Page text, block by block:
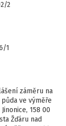
2
1
záměru na
ve výměře
158 00
Žďáru nad